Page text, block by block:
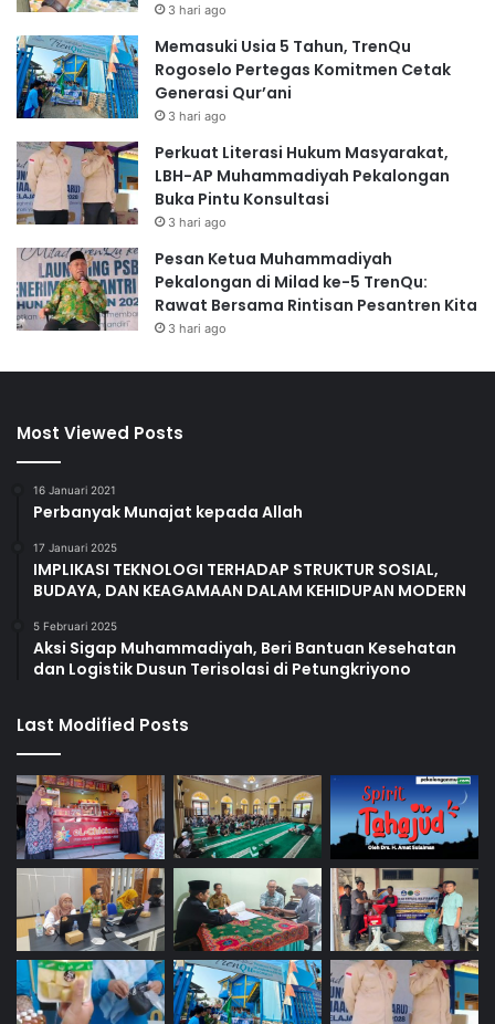
3 hari ago
Memasuki Usia 5 Tahun, TrenQu
Rogoselo Pertegas Komitmen Cetak
Generasi Qur’ani
3 hari ago
Perkuat Literasi Hukum Masyarakat,
LBH-AP Muhammadiyah Pekalongan
Buka Pintu Konsultasi
3 hari ago
Pesan Ketua Muhammadiyah
Pekalongan di Milad ke-5 TrenQu:
Rawat Bersama Rintisan Pesantren Kita
3 hari ago
Most Viewed Posts
16 Januari 2021
Perbanyak Munajat kepada Allah
17 Januari 2025
IMPLIKASI TEKNOLOGI TERHADAP STRUKTUR SOSIAL,
BUDAYA, DAN KEAGAMAAN DALAM KEHIDUPAN MODERN
5 Februari 2025
Aksi Sigap Muhammadiyah, Beri Bantuan Kesehatan
dan Logistik Dusun Terisolasi di Petungkriyono
Last Modified Posts